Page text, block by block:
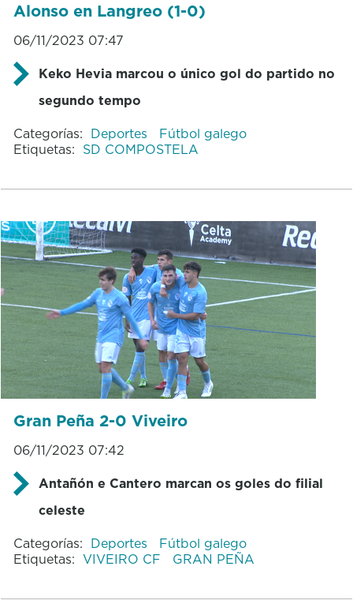
Alonso en Langreo (1-0)
06/11/2023 07:47
Keko Hevia marcou o único gol do partido no
segundo tempo
Categorías: Deportes
Fútbol galego
Etiquetas: SD COMPOSTELA
Gran Peña 2-0 Viveiro
06/11/2023 07:42
Antañón e Cantero marcan os goles do filial
celeste
Categorías: Deportes
Fútbol galego
Etiquetas: VIVEIRO CF GRAN PEÑA